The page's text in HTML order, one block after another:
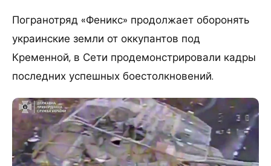
Погранотряд «Феникс» продолжает оборонять
украинские земли от оккупантов под
Кременной, в Сети продемонстрировали кадры
последних успешных боестолкновений.